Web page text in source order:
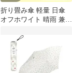
折り畳み傘 軽量 日傘
オフホワイト 晴雨 兼用